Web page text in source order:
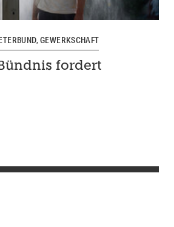
GEWERKSCHAFT
fordert